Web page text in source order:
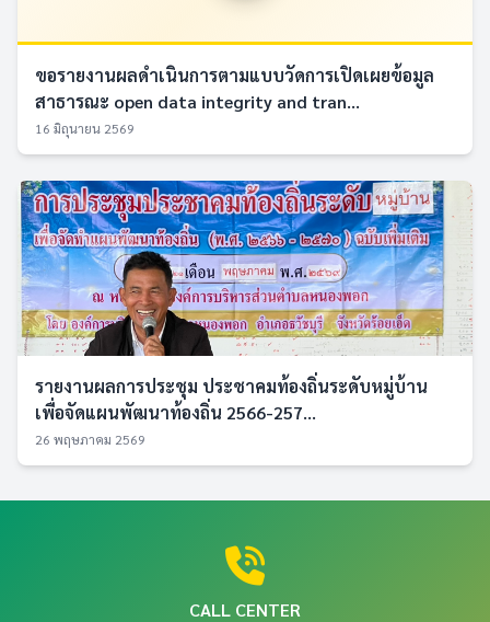
ขอรายงานผลดำเนินการตามแบบวัดการเปิดเผยข้อมูล
สาธารณะ open data integrity and tran...
16 มิถุนายน 2569
รายงานผลการประชุม ประชาคมท้องถิ่นระดับหมู่บ้าน
เพื่อจัดแผนพัฒนาท้องถิ่น 2566-257...
26 พฤษภาคม 2569
CALL CENTER